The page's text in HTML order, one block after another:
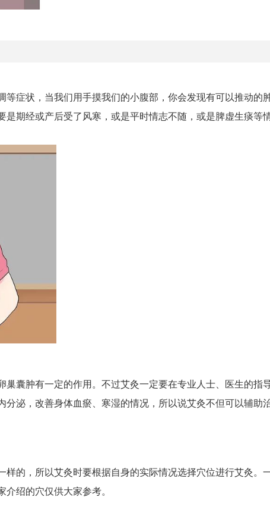
症状，当我们用手摸我们的小腹部，你会发现有可以推动的
期经或产后受了风寒，或是平时情志不随，或是脾虚生痰等
囊肿有一定的作用。不过艾灸一定要在专业人士、医生的指
泌，改善身体血瘀、寒湿的情况，所以说艾灸不但可以辅助
的，所以艾灸时要根据自身的实际情况选择穴位进行艾灸。
绍的穴仅供大家参考。